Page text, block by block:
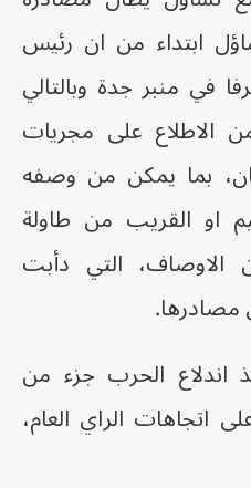
ابتداء من ان رئيس
في منبر جدة وبالتالي
على مجريات
بما يمكن من وصفه
او القريب من طاولة
التي دأبت
مصادرها.
اندلاع الحرب جزء من
اتجاهات الراي العام،